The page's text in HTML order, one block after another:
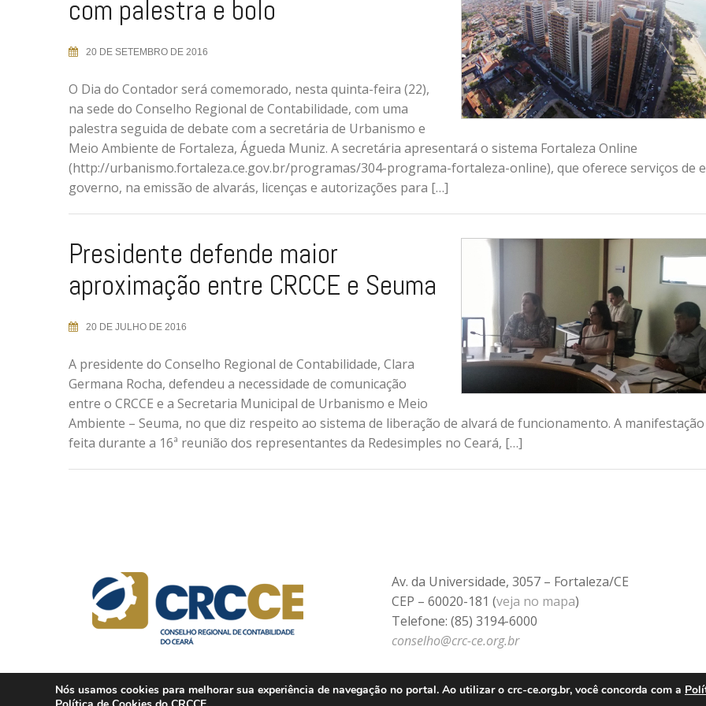
com palestra e bolo
20 DE SETEMBRO DE 2016
O Dia do Contador será comemorado, nesta quinta-feira (22),
na sede do Conselho Regional de Contabilidade, com uma
palestra seguida de debate com a secretária de Urbanismo e
Meio Ambiente de Fortaleza, Águeda Muniz. A secretária apresentará o sistema Fortaleza Online
(http://urbanismo.fortaleza.ce.gov.br/programas/304-programa-fortaleza-online), que oferece serviços de
governo, na emissão de alvarás, licenças e autorizações para […]
Presidente defende maior
aproximação entre CRCCE e Seuma
20 DE JULHO DE 2016
A presidente do Conselho Regional de Contabilidade, Clara
Germana Rocha, defendeu a necessidade de comunicação
entre o CRCCE e a Secretaria Municipal de Urbanismo e Meio
Ambiente – Seuma, no que diz respeito ao sistema de liberação de alvará de funcionamento. A
feita durante a 16ª reunião dos representantes da Redesimples no Ceará, […]
Av. da Universidade, 3057 – Fortaleza/CE
CEP – 60020-181 (veja no mapa)
Telefone: (85) 3194-6000
conselho@crc-ce.org.br
Nós usamos cookies para melhorar sua experiência de navegação no portal. Ao utilizar o crc-ce.org.br, você concorda com a